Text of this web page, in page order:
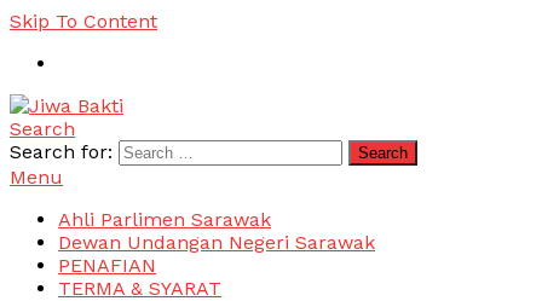
Skip To Content
Jiwa Bakti
Suara PBB Sarawak
Search
Search for:
Menu
Ahli Parlimen Sarawak
Dewan Undangan Negeri Sarawak
PENAFIAN
TERMA & SYARAT